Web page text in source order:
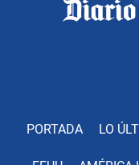
PORTADA LO